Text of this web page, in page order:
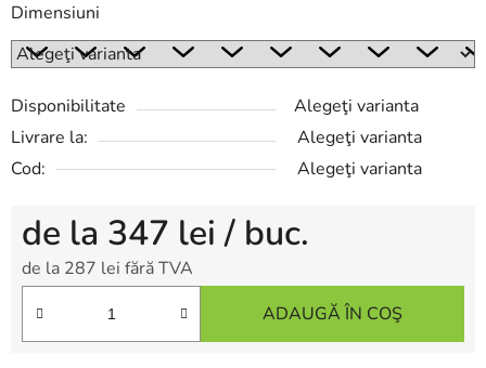
Dimensiuni
Disponibilitate
Alegeţi varianta
Livrare la:
Alegeţi varianta
Cod:
Alegeţi varianta
de la 347 lei / buc.
de la 287 lei fără TVA
ADAUGĂ ÎN COŞ